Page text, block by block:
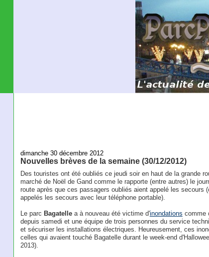
dimanche 30 décembre 2012
Nouvelles brèves de la semaine (30/12/2012)
Des touristes ont été oubliés ce jeudi soir en haut de la grande
marché de Noël de Gand comme le rapporte (entre autres) le
route après que ces passagers oubliés aient appelé les secours
appelés les secours avec leur téléphone portable).
Le parc Bagatellea à nouveau été victime d'inondations comme
depuis samedi et une équipe de trois personnes du service
et sécuriser les installations électriques. Heureusement, ces
celles qui avaient touché Bagatelle durant le week-end
2013).